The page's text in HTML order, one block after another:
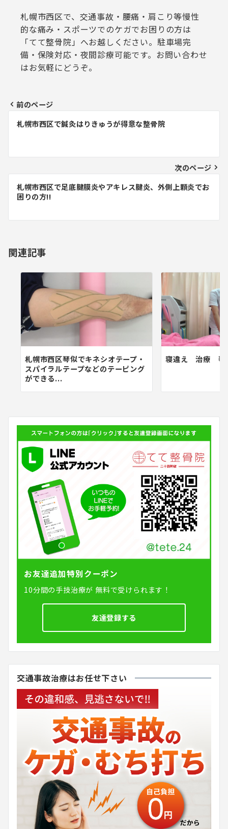
札幌市西区で、交通事故・腰痛・肩こり等慢性
的な痛み・スポーツでのケガでお困りの方は
「てて整骨院」へお越しください。駐車場完
備・保険対応・夜間診療可能です。お問い合わせ
はお気軽にどうぞ。
投
ナ
ビ
ゲ
ー
シ
ン
前のページ
札幌市西区で鍼灸はりきゅうが得意な整骨院
次のページ
札幌市西区で足底腱膜炎やアキレス腱炎、外側上顆炎でお
困りの方!!
関連記事
札幌市西区琴似でキネシオテープ・
スパイラルテープなどのテーピング
ができる...
寝違え 治療 琴
お友達追加特別クーポン
10分間の手技治療が 無料で受けられます！
友達登録する
交通事故治療はお任せ下さい